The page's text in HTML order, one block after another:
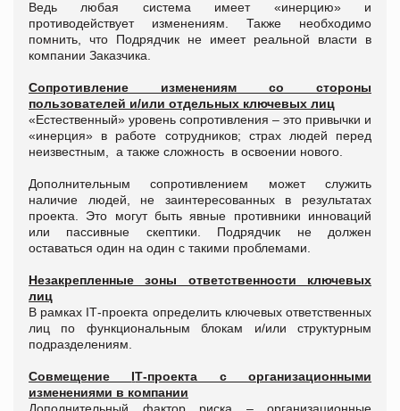
Ведь любая система имеет «инерцию» и
противодействует изменениям. Также необходимо
помнить, что Подрядчик не имеет реальной власти в
компании Заказчика.
Сопротивление изменениям со стороны
пользователей и/или отдельных ключевых лиц
«Естественный» уровень сопротивления – это привычки и
«инерция» в работе сотрудников; страх людей перед
неизвестным, а также сложность в освоении нового.
Дополнительным сопротивлением может служить
наличие людей, не заинтересованных в результатах
проекта. Это могут быть явные противники инноваций
или пассивные скептики. Подрядчик не должен
оставаться один на один с такими проблемами.
Незакрепленные зоны ответственности ключевых
лиц
В рамках ІТ-проекта определить ключевых ответственных
лиц по функциональным блокам и/или структурным
подразделениям.
Совмещение ІТ-проекта с организационными
изменениями в компании
Дополнительный фактор риска – организационные